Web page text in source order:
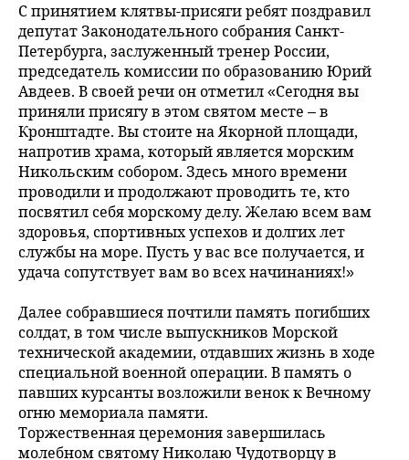
С принятием клятвы-присяги ребят поздравил
депутат Законодательного собрания Санкт-
Петербурга, заслуженный тренер России,
председатель комиссии по образованию Юрий
Авдеев. В своей речи он отметил «Сегодня вы
приняли присягу в этом святом месте – в
Кронштадте. Вы стоите на Якорной площади,
напротив храма, который является морским
Никольским собором. Здесь много времени
проводили и продолжают проводить те, кто
посвятил себя морскому делу. Желаю всем вам
здоровья, спортивных успехов и долгих лет
службы на море. Пусть у вас все получается, и
удача сопутствует вам во всех начинаниях!»
Далее собравшиеся почтили память погибших
солдат, в том числе выпускников Морской
технической академии, отдавших жизнь в ходе
специальной военной операции. В память о
павших курсанты возложили венок к Вечному
огню мемориала памяти.
Торжественная церемония завершилась
молебном святому Николаю Чудотворцу в